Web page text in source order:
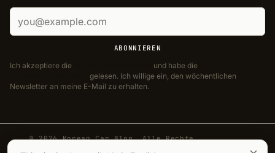
E-Mail-Adresse
ABONNIEREN
Ich akzeptiere die
und habe die
gelesen. Ich willige ein, den wöchentlichen
Newsletter an meine E-Mail zu erhalten.
© 2026 Korean Car Blog. Alle Rechte